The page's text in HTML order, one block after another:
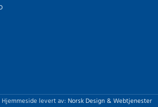
levert av: Norsk Design & Webtjenester